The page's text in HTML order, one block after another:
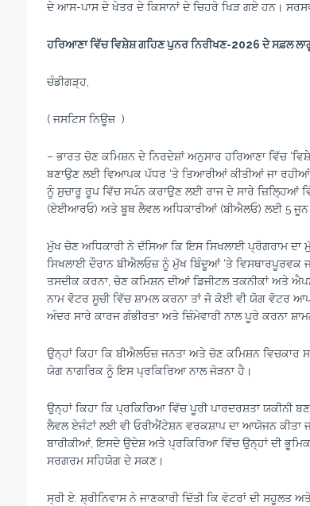
ਦੇ ਆਸ-ਪਾਸ ਦੇ ਖੇਤਰ ਦੇ ਕਿਸਾਨਾਂ ਦੇ ਚਿਹਰੇ ਖਿੜ ਗਏ ਹਨ।
ਹਰਿਆਣਾ ਵਿੱਚ ਵਿਸ਼ੇਸ਼ ਗਹਿਣ ਪੁਨਰ ਨਿਰੀਖਣ-2026 ਦੇ ਸਫ਼ਲ
ਚੰਡੀਗੜ੍ਹ,
( ਜਸਟਿਸ ਨਿਊਜ਼ )
– ਭਾਰਤ ਚੋਣ ਕਮਿਸ਼ਨ ਦੇ ਨਿਰਦੇਸ਼ਾਂ ਅਨੁਸਾਰ ਹਰਿਆਣਾ ਵਿੱਚ
ਬਣਾਉਣ ਲਈ ਵਿਆਪਕ ਪੱਧਰ ‘ਤੇ ਤਿਆਰੀਆਂ ਕੀਤੀਆਂ ਜਾ
ਨੂੰ ਸੁਚਾਰੂ ਰੂਪ ਵਿੱਚ ਸਪੰਨ ਕਰਾਉਣ ਲਈ ਰਾਜ ਦੇ ਸਾਰੇ
(ਏਈਆਰਓ) ਅਤੇ ਬੂਥ ਲੈਵਲ ਅਧਿਕਾਰੀਆਂ (ਬੀਐਲਓ) ਲਈ 5 ਜੂਨ
ਮੁੱਖ ਚੋਣ ਅਧਿਕਾਰੀ ਨੇ ਦੱਸਿਆ ਕਿ ਇਸ ਸਿਖਲਾਈ ਪ੍ਰੋਗਰਾਮ ਦਾ
ਸਿਖਲਾਈ ਦੌਰਾਨ ਬੀਐਲਓਜ਼ ਨੂੰ ਮੁੱਖ ਬਿੰਦੂਆਂ ‘ਤੇ ਵਿਸਥਾਰਪੂਰਵਕ
ਤਸਦੀਕ ਕਰਨਾ, ਚੋਣ ਕਮਿਸ਼ਨ ਦੀਆਂ ਡਿਜੀਟਲ ਤਕਨੀਕਾਂ ਅਤੇ
ਨਾਮ ਵੋਟਰ ਸੂਚੀ ਵਿੱਚ ਸ਼ਾਮਲ ਕਰਨਾ ਤਾਂ ਜੋ ਕੋਈ ਵੀ ਯੋਗ ਵੋਟਰ
ਅੰਦਰ ਸਾਰੇ ਕਾਰਜ ਗੰਭੀਰਤਾ ਅਤੇ ਜ਼ਿੰਮੇਵਾਰੀ ਨਾਲ ਪੂਰੇ ਕਰਨਾ
ਉਨ੍ਹਾਂ ਕਿਹਾ ਕਿ ਬੀਐਲਓਜ਼ ਜਨਤਾ ਅਤੇ ਚੋਣ ਕਮਿਸ਼ਨ ਵਿਚਕਾਰ
ਯੋਗ ਨਾਗਰਿਕ ਨੂੰ ਇਸ ਪ੍ਰਕਿਰਿਆ ਨਾਲ ਜੋੜਨਾ ਹੈ।
ਉਨ੍ਹਾਂ ਕਿਹਾ ਕਿ ਪ੍ਰਕਿਰਿਆ ਵਿੱਚ ਪੂਰੀ ਪਾਰਦਰਸ਼ਤਾ
ਲੈਵਲ ਏਜੰਟਾਂ ਲਈ ਵੀ ਓਰੀਐਂਟੇਸ਼ਨ ਵਰਕਸ਼ਾਪ ਦਾ ਆਯੋਜਨ ਕੀਤਾ
ਬਾਰੀਕੀਆਂ, ਇਸਦੇ ਉਦੇਸ਼ ਅਤੇ ਪ੍ਰਕਿਰਿਆ ਵਿੱਚ ਉਨ੍ਹਾਂ ਦੀ
ਸਰਗਰਮ ਸਹਿਯੋਗ ਦੇ ਸਕਣ।
ਸ੍ਰੀ ਏ. ਸ਼੍ਰੀਨਿਵਾਸ ਨੇ ਜਾਣਕਾਰੀ ਦਿੱਤੀ ਕਿ ਵੋਟਰਾਂ ਦੀ